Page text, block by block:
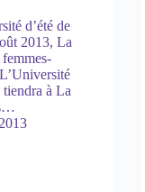
d’été de
2013, La
tiendra à La